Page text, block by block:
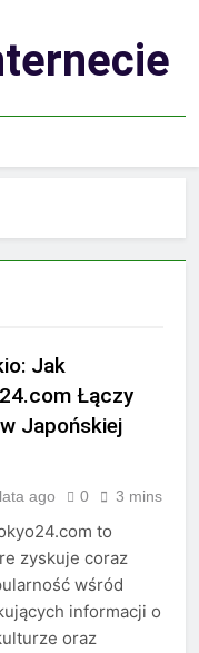
Jak
Łączy
Japońskiej
ago 0 3 mins
to
zyskuje coraz
wśród
informacji o
oraz